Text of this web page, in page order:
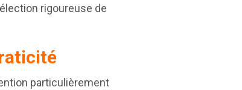
rigoureuse de
particulièrement